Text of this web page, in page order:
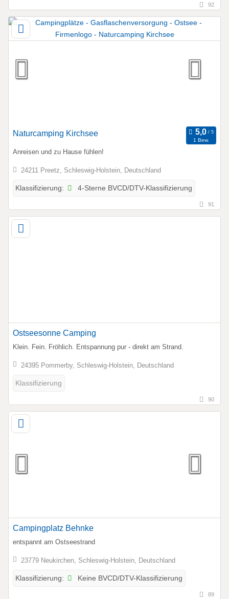
92
Naturcamping Kirchsee
1 Bew.
Anreisen und zu Hause fühlen!
24211 Preetz, Schleswig-Holstein, Deutschland
Klassifizierung: 4-Sterne BVCD/DTV-Klassifizierung
91
Ostseesonne Camping
Klein. Fein. Fröhlich. Entspannung pur - direkt am Strand.
24395 Pommerby, Schleswig-Holstein, Deutschland
Klassifizierung
90
Campingplatz Behnke
entspannt am Ostseestrand
23779 Neukirchen, Schleswig-Holstein, Deutschland
Klassifizierung: Keine BVCD/DTV-Klassifizierung
89